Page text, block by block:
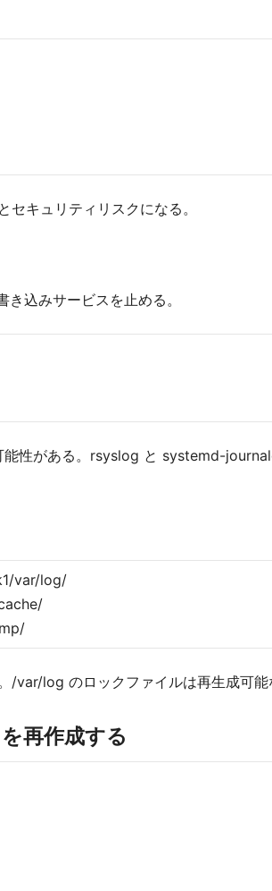
キュリティリスクになる。
込みサービスを止める。
性がある。rsyslog と systemd-
var/log/
var/log のロックファイルは再生成可能
再作成する